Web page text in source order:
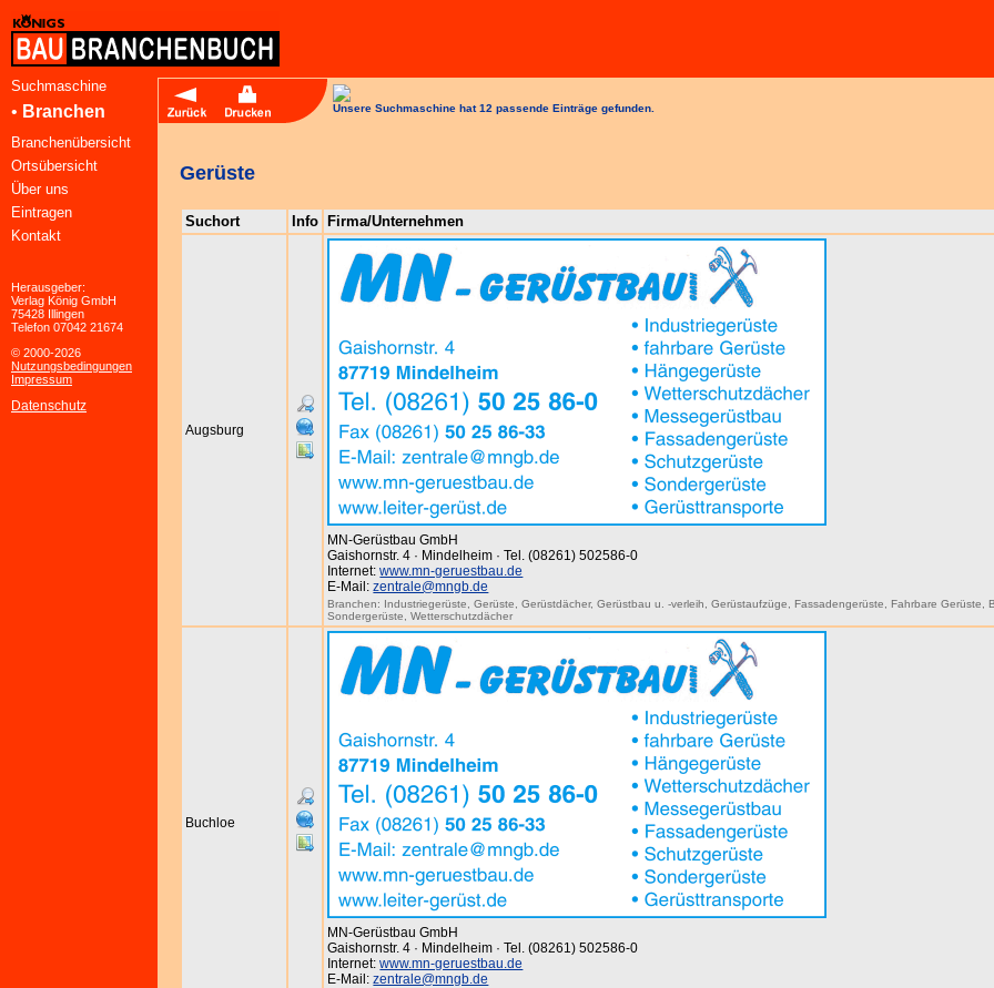
Suchmaschine
• Branchen
Branchenübersicht
Ortsübersicht
Über uns
Eintragen
Kontakt
Herausgeber:
Verlag König GmbH
75428 Illingen
Telefon 07042 21674
© 2000-2026
Nutzungsbedingungen
Impressum
Datenschutz
Unsere Suchmaschine hat 12 passende Einträge gefunden.
Gerüste
Suchort Info Firma/Unternehmen
Augsburg
MN-Gerüstbau GmbH
Gaishornstr. 4 · Mindelheim · Tel. (08261) 502586-0
Internet:www.mn-geruestbau.de
E-Mail:zentrale@mngb.de
Branchen: Industriegerüste ,Gerüste ,Gerüstdächer,Gerüstbau u. -verleih ,Gerüstaufzüge ,Fassadengerüste ,Fahrbare Gerüste ,
Sondergerüste
,Wetterschutzdächer
Buchloe
MN-Gerüstbau GmbH
Gaishornstr. 4 · Mindelheim · Tel. (08261) 502586-0
Internet:www.mn-geruestbau.de
E-Mail:zentrale@mngb.de